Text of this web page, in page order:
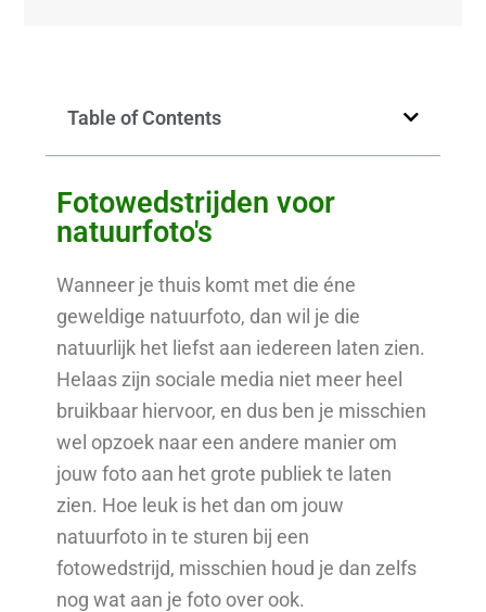
Table of Contents
Fotowedstrijden voor
natuurfoto's
Wanneer je thuis komt met die éne
geweldige natuurfoto, dan wil je die
natuurlijk het liefst aan iedereen laten zien.
Helaas zijn sociale media niet meer heel
bruikbaar hiervoor, en dus ben je misschien
wel opzoek naar een andere manier om
jouw foto aan het grote publiek te laten
zien. Hoe leuk is het dan om jouw
natuurfoto in te sturen bij een
fotowedstrijd, misschien houd je dan zelfs
nog wat aan je foto over ook.